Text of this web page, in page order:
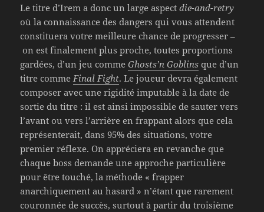
Le titre d’Irem a donc un large aspectdie-and-retry
où la connaissance des dangers qui vous attendent
constituera votre meilleure chance de progresser –
on est finalement plus proche, toutes proportions
gardées, d’un jeu commeGhosts’n Goblins que d’un
titre comme Final Fight. Le joueur devra également
composer avec une rigidité imputable à la date de
sortie du titre : il est ainsi impossible de sauter vers
l’avant ou vers l’arrière en frappant alors que cela
représenterait, dans 95% des situations, votre
premier réflexe. On appréciera en revanche que
chaque boss demande une approche particulière
pour être touché, la méthode « frapper
anarchiquement au hasard » n’étant que rarement
couronnée de succès, surtout à partir du troisième